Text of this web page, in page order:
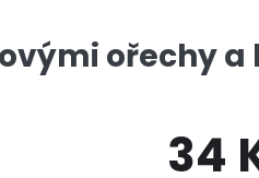
ořechy
34